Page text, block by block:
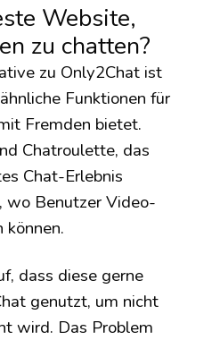
Website,
zu chatten?
zu Only2Chat ist
Funktionen für
Fremden bietet.
Chatroulette, das
Chat-Erlebnis
wo Benutzer Video-
können.
dass diese gerne
genutzt, um nicht
wird. Das Problem